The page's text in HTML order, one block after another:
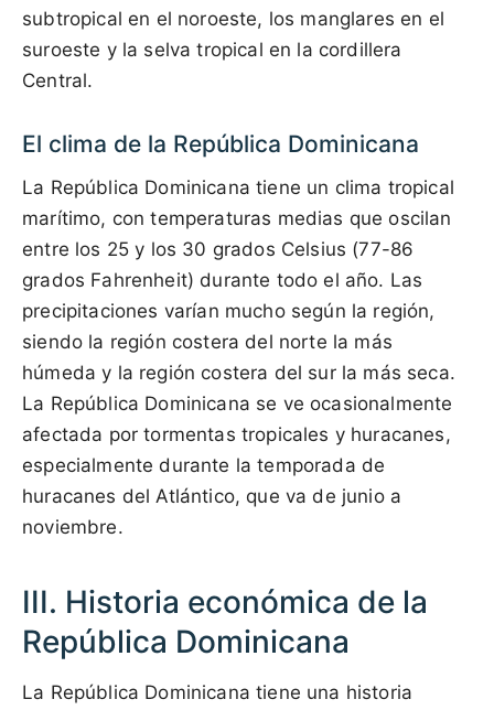
subtropical en el noroeste, los manglares en el
suroeste y la selva tropical en la cordillera
Central.
El clima de la República Dominicana
La República Dominicana tiene un clima tropical
marítimo, con temperaturas medias que oscilan
entre los 25 y los 30 grados Celsius (77-86
grados Fahrenheit) durante todo el año. Las
precipitaciones varían mucho según la región,
siendo la región costera del norte la más
húmeda y la región costera del sur la más seca.
La República Dominicana se ve ocasionalmente
afectada por tormentas tropicales y huracanes,
especialmente durante la temporada de
huracanes del Atlántico, que va de junio a
noviembre.
III. Historia económica de la
República Dominicana
La República Dominicana tiene una historia